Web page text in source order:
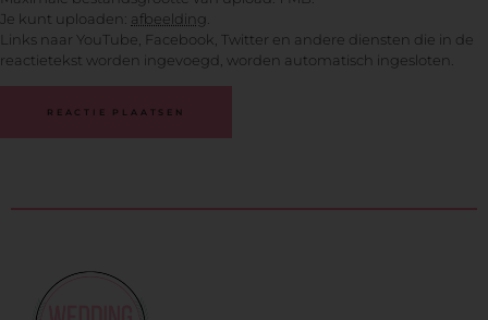
Je kunt uploaden: afbeelding
Links naar YouTube, Facebook, Twitter en andere diensten die in de
reactietekst worden ingevoegd, worden automatisch ingesloten.